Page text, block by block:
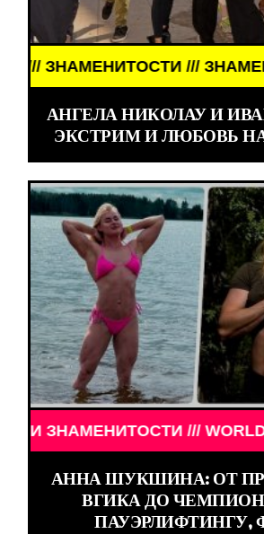
///
АНГЕЛА НИКОЛАУ И
ЭКСТРИМ И ЛЮБОВЬ
/// WORLD
АННА ШУКШИНА: ОТ
ВГИКА ДО
ПАУЭРЛИФТИНГУ,